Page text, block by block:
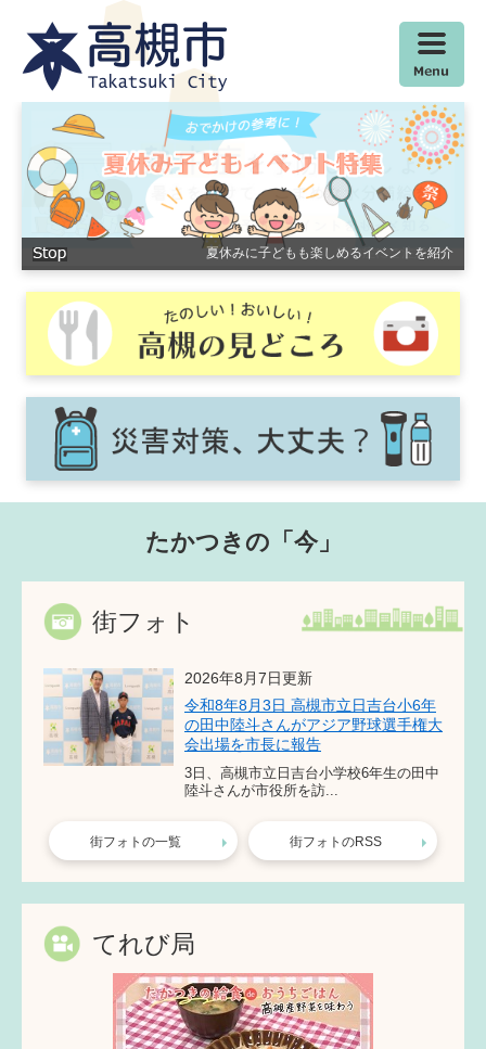
熱中症にご注意を！
夏休みに子どもも楽しめるイベントを紹介
幼児二人同乗用自転車等の購入費用を補助します
夏・冬・春休み中、市バスに乗り放題。おでかけパス販売中
特殊詐欺に警戒を
イチオシのこども・子育て施策を紹介
棋士が作成した詰将棋を公開中
水道情報をまとめたサイトはこちら！
たかつきの「今」
街フォト
2026年8月7日更新
令和8年8月3日 高槻市立日吉台小6年
の田中陸斗さんがアジア野球選手権大
会出場を市長に報告
3日、高槻市立日吉台小学校6年生の田中
陸斗さんが市役所を訪...
街フォトの一覧 街フォトのRSS
てれび局